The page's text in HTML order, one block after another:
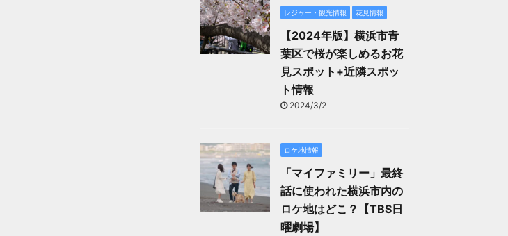
レジャー・観光情報 花見情報
【2024年版】横浜市青
葉区で桜が楽しめるお花
見スポット+近隣スポッ
ト情報
2024/3/2
ロケ地情報
「マイファミリー」最終
話に使われた横浜市内の
ロケ地はどこ？【TBS日
曜劇場】